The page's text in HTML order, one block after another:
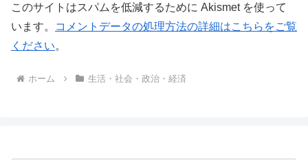
このサイトはスパムを低減するために Akismet を使って
います。
コメントデータの処理方法の詳細はこちらをご覧
ください。
ホーム 生活・社会・政治・経済